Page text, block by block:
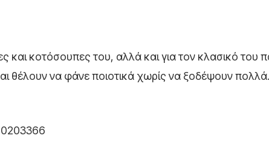
και κοτόσουπες του, αλλά και για τον κλασικό του
θέλουν να φάνε ποιοτικά χωρίς να ξοδέψουν